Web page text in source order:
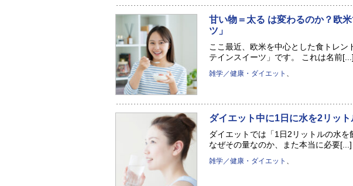
甘い物＝太る は変わるのか？欧
ツ」
ここ最近、欧米を中心とした食トレン
テインスイーツ」です。 これは名前[...]
雑学／健康・ダイエット
ダイエット中に1日に水を2リッ
ダイエットでは「1日2リットルの水を
なぜその量なのか、また本当に必要[...]
雑学／健康・ダイエット 、